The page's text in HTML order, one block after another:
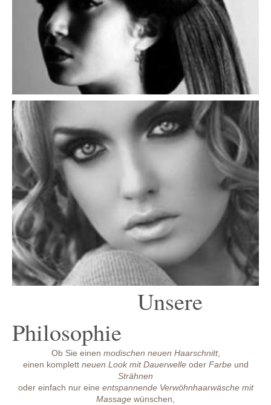
Unsere
Philosophie
Ob Sie einen modischen neuen Haarschnitt,
einen komplett neuen Look mit Dauerwelleoder Farbeund
Strähnen
oder einfach nur eine entspannende Verwöhnhaarwäsche mit
Massage wünschen,